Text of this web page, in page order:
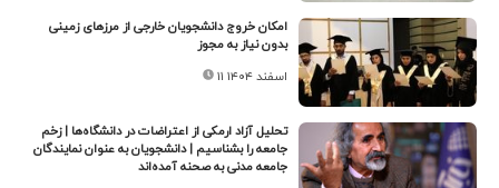
امکان خروج دانشجویان خارجی از مرزهای زمینی
بدون نیاز به مجوز
۱۱ اسفند ۱۴۰۴
تحلیل آزاد ارمکی از اعتراضات در دانشگاه‌ها | زخم
جامعه را بشناسیم | دانشجویان به عنوان نمایندگان
جامعه مدنی به صحنه آمده‌اند